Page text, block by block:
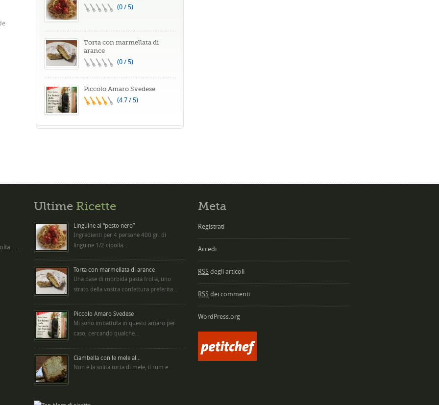
(0 / 5)
Torta con marmellata di
arance
(0 / 5)
Piccolo Amaro Svedese
(4.7 / 5)
Ultime Ricette
Linguine al “pesto nero”
Ingredienti per 4 persone 400 gr. di
linguine 1/2 cipolla...
Torta con marmellata di arance
Una base di morbida pasta frolla, uno
strato della vostra confettura preferita...
Piccolo Amaro Svedese
Mi sono imbattuta in questo amaro per
caso, cercando qualche...
Ciambella con le mele al...
Non è la solita torta di mele, il rum e...
Meta
Registrati
Accedi
RSS degli articoli
RSS dei commenti
WordPress.org